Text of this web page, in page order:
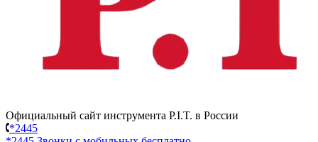
Официальный сайт инструмента P.I.T. в России
*2445